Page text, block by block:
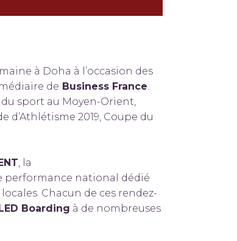
à Doha à l’occasion des
de Business France.
sport au Moyen-Orient,
2019, Coupe du
, la
performance national dédié
Chacun de ces rendez-
Boarding à de nombreuses